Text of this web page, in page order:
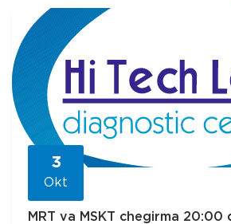
3
Okt
MRT va MSKT chegirma 20:00